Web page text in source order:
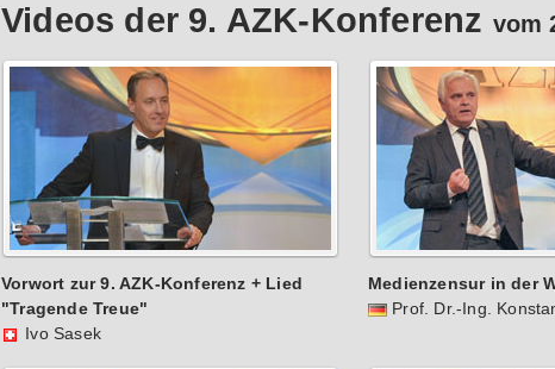
Videos der 9. AZK-Konferenz vom
Vorwort zur 9. AZK-Konferenz + Lied
"Tragende Treue"
Ivo Sasek
Medienzensur in der
Prof. Dr.-Ing.